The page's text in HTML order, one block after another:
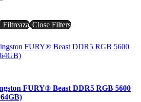
FiltreazaClose Filters
FURY® Beast DDR5 RGB 5600